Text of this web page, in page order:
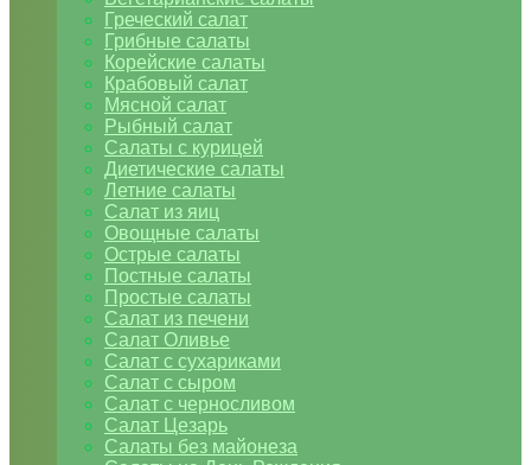
Греческий салат
Грибные салаты
Корейские салаты
Крабовый салат
Мясной салат
Рыбный салат
Салаты с курицей
Диетические салаты
Летние салаты
Салат из яиц
Овощные салаты
Острые салаты
Постные салаты
Простые салаты
Салат из печени
Салат Оливье
Салат с сухариками
Салат с сыром
Салат с черносливом
Салат Цезарь
Салаты без майонеза